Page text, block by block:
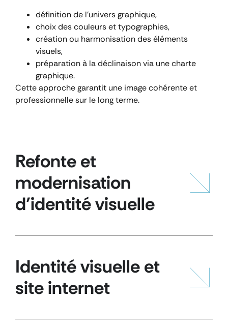
définition de l’univers graphique,
choix des couleurs et typographies,
création ou harmonisation des éléments
visuels,
préparation à la déclinaison via une charte
graphique.
Cette approche garantit une image cohérente et
professionnelle sur le long terme.
Refonte et
modernisation
d’identité visuelle
Identité visuelle et
site internet